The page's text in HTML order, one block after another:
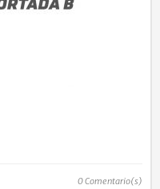
0Comentario(s)